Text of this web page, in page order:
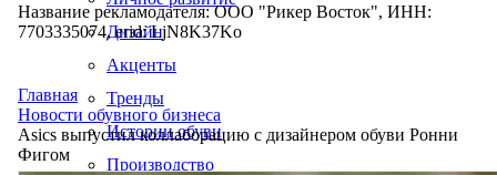
Дизайн
Акценты
Тренды
Истории обуви
Производство
Название рекламодателя: ООО "Рикер Восток", ИНН:
7703335074, erid: LjN8K37Ko
Главная
Новости обувного бизнеса
Asics выпустил коллаборацию с дизайнером обуви Ронни
Фигом